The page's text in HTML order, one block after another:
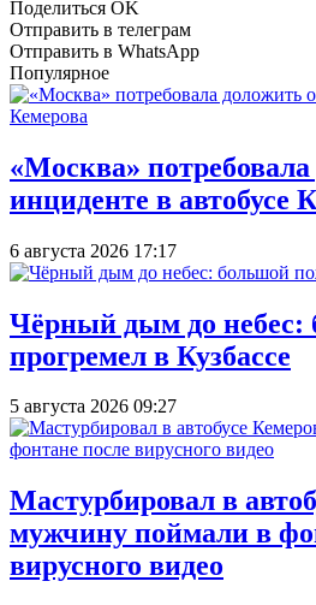
Поделиться OK
Отправить в телеграм
Отправить в WhatsApp
Популярное
«Москва»
инциденте в автобусе
6 августа 2026 17:17
Чёрный дым до небес:
прогремел в Кузбассе
5 августа 2026 09:27
Мастурбировал в
мужчину поймали в
вирусного видео